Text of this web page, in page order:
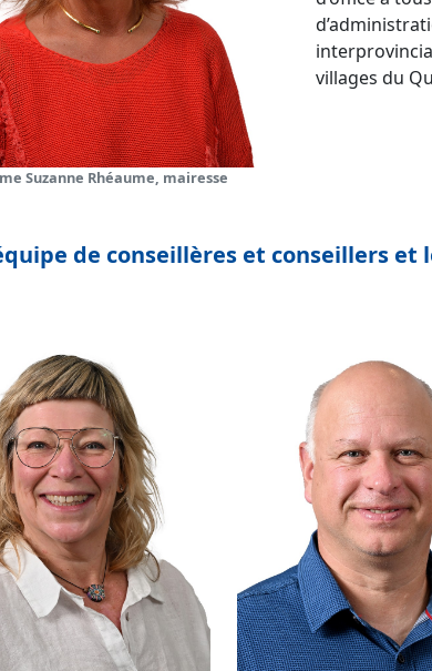
Suzanne Rhéaume, mairesse
villages du
de conseillères et conseillers et